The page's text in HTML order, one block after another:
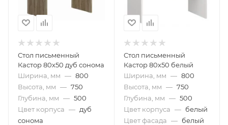
Стол письменный
Кастор 80х50 дуб сонома
Ширина, мм — 800
Высота, мм — 750
Глубина, мм — 500
Цвет корпуса — дуб
сонома
Стол письменный
Кастор 80х50 белый
Ширина, мм — 800
Высота, мм — 750
Глубина, мм — 500
Цвет корпуса — белый
Цвет фасада — белый